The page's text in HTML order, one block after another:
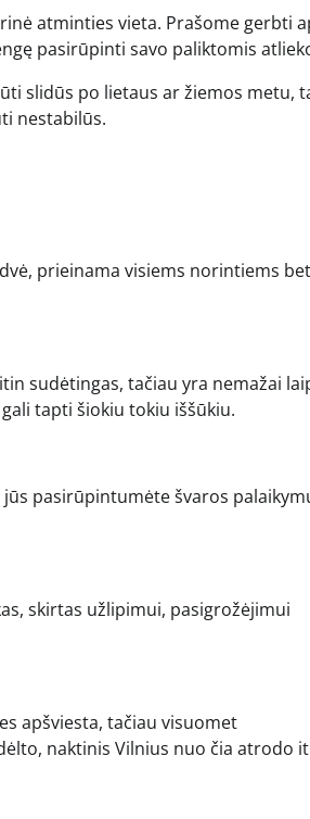
atminties vieta. Prašome gerbti
pasirūpinti savo paliktomis
slidūs po lietaus ar žiemos metu,
nestabilūs.
prieinama visiems norintiems bet
sudėtingas, tačiau yra nemažai
tapti šiokiu tokiu iššūkiu.
pasirūpintumėte švaros
skirtas užlipimui, pasigrožėjimui
apšviesta, tačiau visuomet
naktinis Vilnius nuo čia atrodo